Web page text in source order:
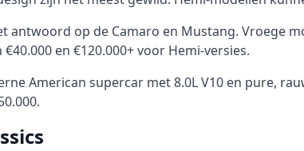
antwoord op de Camaro en Mustang. Vroege
en €120.000+ voor Hemi-versies.
American supercar met 8.0L V10 en pure,